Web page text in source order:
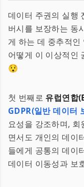
데이터 주권의 실행
버시를 보장하는 동
게 하는 데 중추적
어떻게 이 이상적인
😯
첫 번째로 유럽연합
GDPR(일반 데이터
요성을 강조하며,
면서도 개인의 데이
들에게 공통의 데이
데이터 이동성과 보